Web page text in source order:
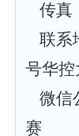
传真
联系
号华控
微信
赛